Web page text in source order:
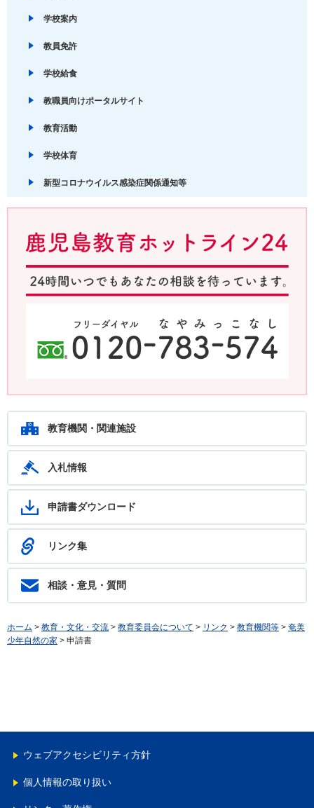
学校案内
教員免許
学校給食
教職員向けポータルサイト
教育活動
学校体育
新型コロナウイルス感染症関係通知等
ます。フリーダイヤル：0120-783-574
教育機関・関連施設
入札情報
申請書ダウンロード
リンク集
相談・意見・質問
ホーム > 教育・文化・交流 > 教育委員会について > リンク > 教育機関等 > 奄美
少年自然の家 > 申請書
ウェブアクセシビリティ方針
個人情報の取り扱い